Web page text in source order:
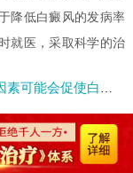
降低白癜风的发病率
就医，采取科学的治
促使白癜风的扩散